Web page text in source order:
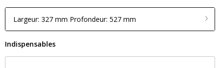
Largeur: 327 mm Profondeur: 527 mm
Indispensables